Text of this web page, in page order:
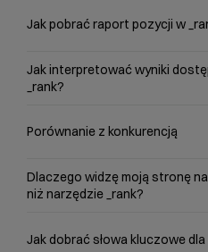
Jak pobrać raport pozycji w
Jak interpretować wyniki
_rank?
Porównanie z konkurencją
Dlaczego widzę moją stronę
niż narzędzie _rank?
Jak dobrać słowa kluczowe